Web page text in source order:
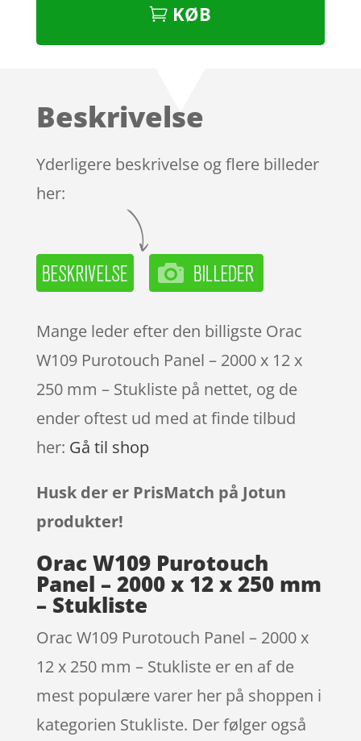
KØB
Beskrivelse
Yderligere beskrivelse og flere billeder
her:
Mange leder efter den billigste Orac
W109 Purotouch Panel – 2000 x 12 x
250 mm – Stukliste på nettet, og de
ender oftest ud med at finde tilbud
her: Gå til shop
Husk der er PrisMatch på Jotun
produkter!
Orac W109 Purotouch
Panel – 2000 x 12 x 250 mm
– Stukliste
Orac W109 Purotouch Panel – 2000 x
12 x 250 mm – Stukliste er en af de
mest populære varer her på shoppen i
kategorien Stukliste. Der følger også